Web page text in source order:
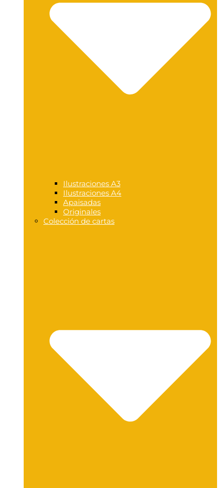
Ilustraciones A3
Ilustraciones A4
Apaisadas
Originales
Colección de cartas